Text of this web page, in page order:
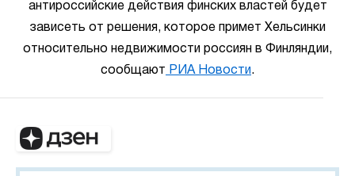
антироссийские действия финских властей будет
зависеть от решения, которое примет Хельсинки
относительно недвижимости россиян в Финляндии,
сообщают РИА Новости .